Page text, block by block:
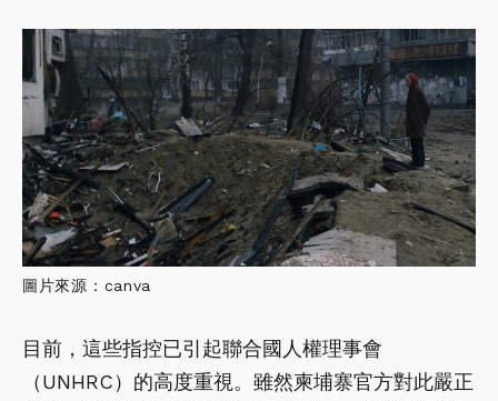
圖片來源：canva
目前，這些指控已引起聯合國人權理事會
（UNHRC）的高度重視。雖然柬埔寨官方對此嚴正